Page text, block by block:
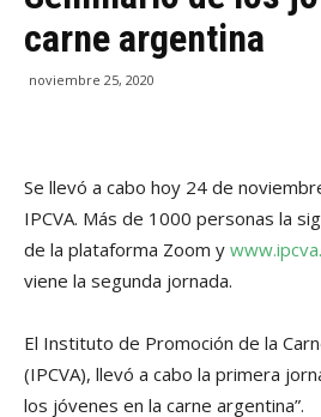
carne argentina
noviembre 25, 2020
Se llevó a cabo hoy 24 de
IPCVA. Más de 1000 personas la
de la plataforma Zoom y
viene la segunda jornada.
El Instituto de Promoción de la
(IPCVA), llevó a cabo la primera
los jóvenes en la carne argentina”.